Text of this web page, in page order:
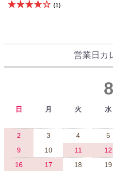
★★★★☆ (1)
営業日カ
8
日 月 火 水
2
3 4 5
9
10 11 12
16
17 18 19